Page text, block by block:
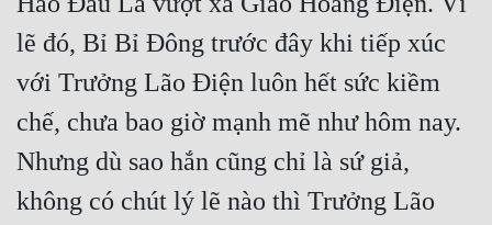
Phương Tây
Phản Phái
Quân Sự
Sảng Văn
lẽ đó, Bỉ Bỉ Đông trước đây khi tiếp xúc
với Trưởng Lão Điện luôn hết sức kiềm
chế, chưa bao giờ mạnh mẽ như hôm nay.
Nhưng dù sao hắn cũng chỉ là sứ giả,
không có chút lý lẽ nào thì Trưởng Lão